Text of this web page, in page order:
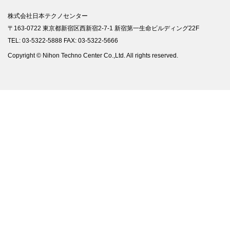
株式会社日本テクノセンター
〒163-0722 東京都新宿区西新宿2-7-1 新宿第一生命ビルディング22F
TEL: 03-5322-5888 FAX: 03-5322-5666
Copyright © Nihon Techno Center Co.,Ltd. All rights reserved.